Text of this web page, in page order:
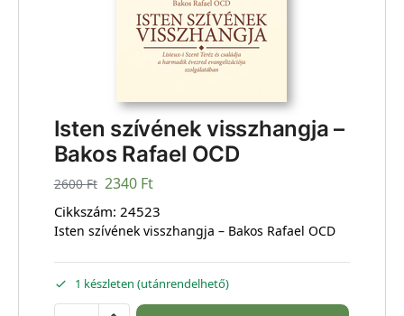
Isten szívének visszhangja –
Bakos Rafael OCD
2600Ft 2340 Ft
Cikkszám: 24523
Isten szívének visszhangja – Bakos Rafael OCD
1 készleten (utánrendelhető)